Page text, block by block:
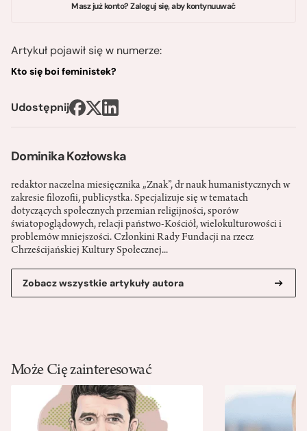
Dominika Kozłowska
redaktor naczelna miesięcznika „Znak”, dr nauk humanistycznych w
zakresie filozofii, publicystka. Specjalizuje się w tematach
dotyczących społecznych przemian religijności, sporów
światopoglądowych, relacji państwo-­Kościół, wielokulturowości i
problemów mniejszości. Członkini Rady Fundacji na rzecz
Chrześcijańskiej Kultury Społecznej...
Zobacz wszystkie artykuły autora
Masz już konto? Zaloguj się, aby kontynuuwać
Artykuł pojawił się w numerze:
Kto się boi feministek?
Udostępnij
Może Cię zainteresować